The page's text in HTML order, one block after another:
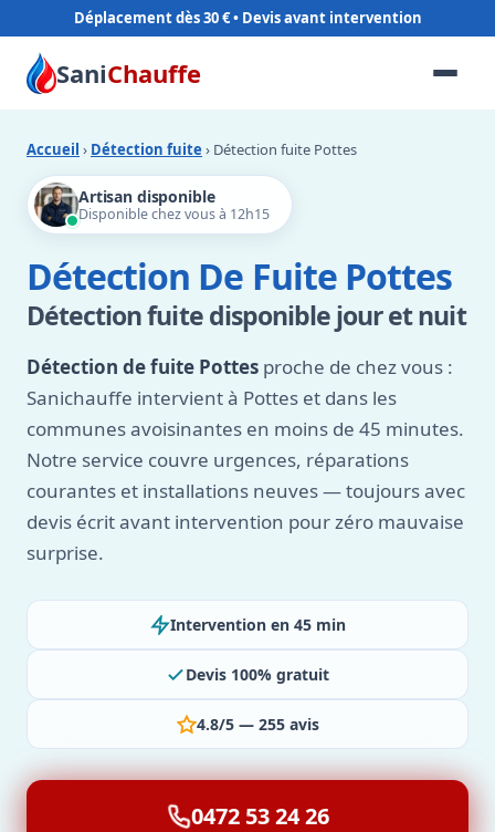
Déplacement dès 30 €
SaniChauffe
Accueil › Détection fuite › Détection fuite Pottes
Artisan disponible
Disponible chez vous à 12h15
Détection De Fuite Pottes
Détection fuite disponible jour et nuit
Détection de fuite Pottes proche de chez vous :
Sanichauffe intervient à Pottes et dans les
communes avoisinantes en moins de 45 minutes.
Notre service couvre urgences, réparations
courantes et installations neuves — toujours avec
devis écrit avant intervention pour zéro mauvaise
surprise.
Intervention en 45 min
Devis 100% gratuit
4.8/5 — 255 avis
0472 53 24 26